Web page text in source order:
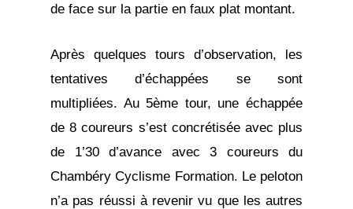
de face sur la partie en faux plat montant.
Après quelques tours d’observation, les
tentatives d’échappées se sont
multipliées. Au 5ème tour, une échappée
de 8 coureurs s’est concrétisée avec plus
de 1’30 d’avance avec 3 coureurs du
Chambéry Cyclisme Formation. Le peloton
n’a pas réussi à revenir vu que les autres